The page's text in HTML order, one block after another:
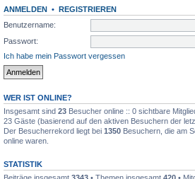
ANMELDEN • REGISTRIEREN
Benutzername:
Passwort:
Ich habe mein Passwort vergessen
WER IST ONLINE?
Insgesamt sind 23 Besucher online :: 0 sichtbare
23 Gäste (basierend auf den aktiven Besuchern der
Der Besucherrekord liegt bei 1350 Besuchern, die am
online waren.
STATISTIK